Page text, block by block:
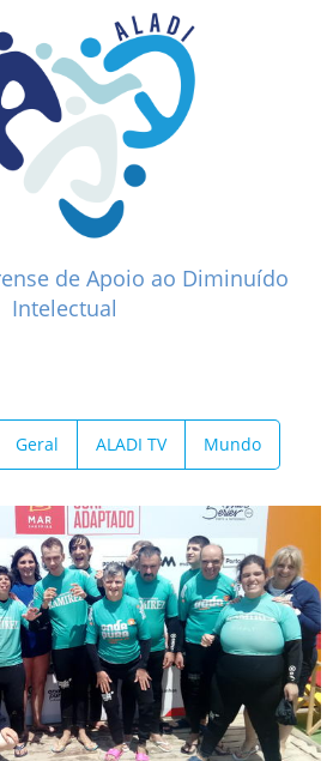
de Apoio ao Diminuído
Intelectual
Geral ALADI TV Mundo